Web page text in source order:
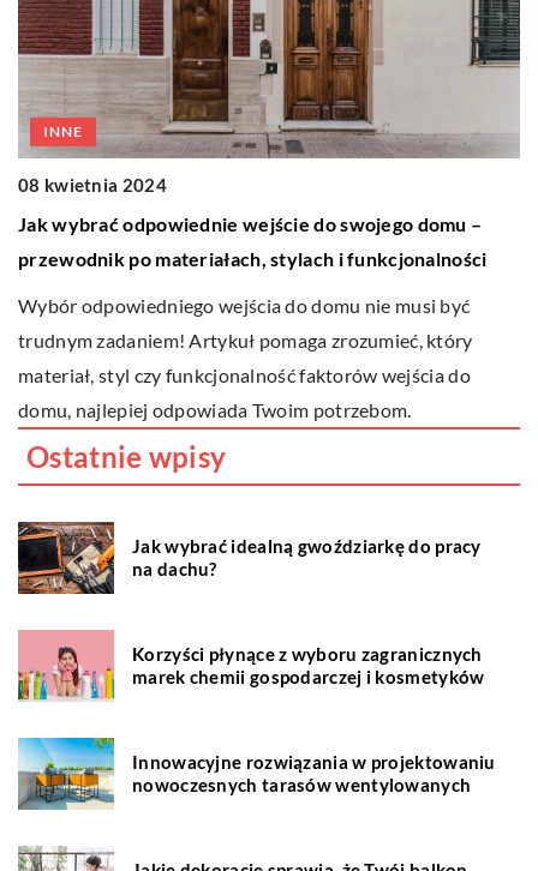
INNE
08 kwietnia 2024
Jak wybrać odpowiednie wejście do swojego domu –
przewodnik po materiałach, stylach i funkcjonalności
Wybór odpowiedniego wejścia do domu nie musi być
trudnym zadaniem! Artykuł pomaga zrozumieć, który
materiał, styl czy funkcjonalność faktorów wejścia do
domu, najlepiej odpowiada Twoim potrzebom.
Ostatnie wpisy
Jak wybrać idealną gwoździarkę do pracy
na dachu?
Korzyści płynące z wyboru zagranicznych
marek chemii gospodarczej i kosmetyków
Innowacyjne rozwiązania w projektowaniu
nowoczesnych tarasów wentylowanych